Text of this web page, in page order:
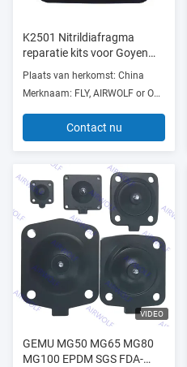
K2501 Nitrildiafragma
reparatie kits voor Goyen
Plaats van herkomst: China
Merknaam: FLY, AIRWOLF or OEM
Contact nu
VIDEO
GEMU MG50 MG65 MG80
MG100 EPDM SGS FDA-